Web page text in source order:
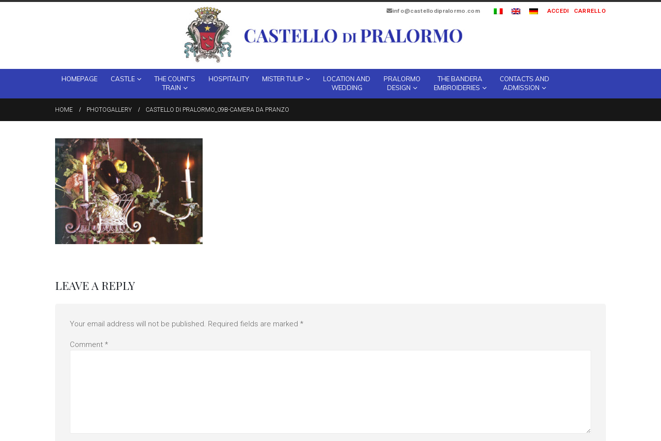
info@castellodipralormo.com ACCEDI CARRELLO
HOMEPAGE CASTLE
THE COUNT’S
TRAIN
HOSPITALITY MISTER TULIP
LOCATION AND
WEDDING
PRALORMO
DESIGN
THE BANDERA
EMBROIDERIES
CONTACTS AND
ADMISSION
HOME PHOTOGALLERY CASTELLO DI PRALORMO_09B-CAMERA DA PRANZO
LEAVE A REPLY
Your email address will not be published. Required fields are marked *
Comment *